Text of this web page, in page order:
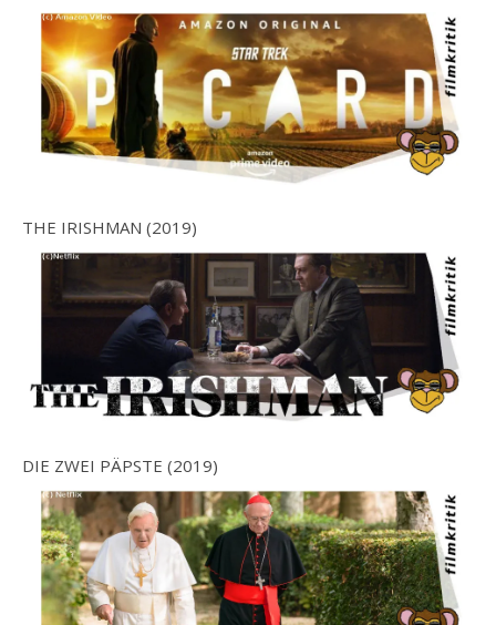
THE IRISHMAN (2019)
DIE ZWEI PÄPSTE (2019)